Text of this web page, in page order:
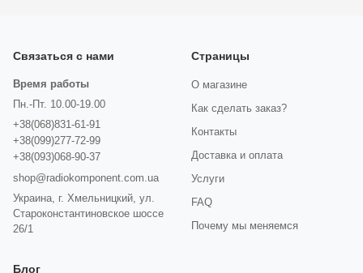
Связаться с нами
Время работы
Пн.-Пт. 10.00-19.00
+38(068)831-61-91
+38(099)277-72-99
+38(093)068-90-37
shop@radiokomponent.com.ua
Украина, г. Хмельницкий, ул.
Староконстантиновское шоссе
26/1
Страницы
О магазине
Как сделать заказ?
Контакты
Доставка и оплата
Услуги
FAQ
Почему мы меняемся
Блог